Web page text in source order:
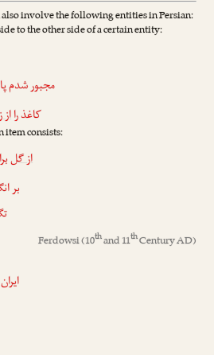
involve the following entities in Persian:
to the other side of a certain entity:
مجبور شدم
کاغذ را
item consists:
از گل
بر
Ferdowsi(10thand 11thCentury AD)
ایران